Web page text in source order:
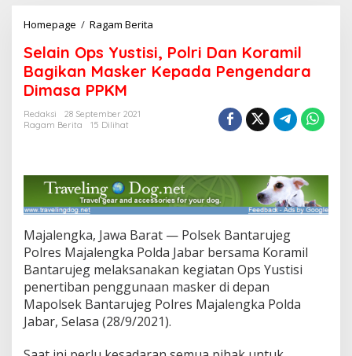
Homepage / Ragam Berita
l
a
i
t
i
i
,
P
l
r
i
a
Selain Ops Yustisi, Polri Dan Koramil
Bagikan Masker Kepada Pengendara
Dimasa PPKM
Redaksi
28 September 2021
Ragam Berita
15 Dilihat
Majalengka, Jawa Barat — Polsek Bantarujeg
Polres Majalengka Polda Jabar bersama Koramil
Bantarujeg melaksanakan kegiatan Ops Yustisi
penertiban penggunaan masker di depan
Mapolsek Bantarujeg Polres Majalengka Polda
Jabar, Selasa (28/9/2021).